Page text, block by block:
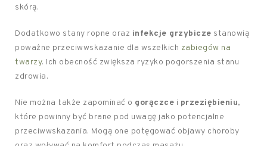
skórą.
Dodatkowo stany ropne oraz infekcje grzybicze stanowią
poważne przeciwwskazanie dla wszelkich zabiegów na
twarzy. Ich obecność zwiększa ryzyko pogorszenia stanu
zdrowia.
Nie można także zapominać o gorączce i przeziębieniu,
które powinny być brane pod uwagę jako potencjalne
przeciwwskazania. Mogą one potęgować objawy choroby